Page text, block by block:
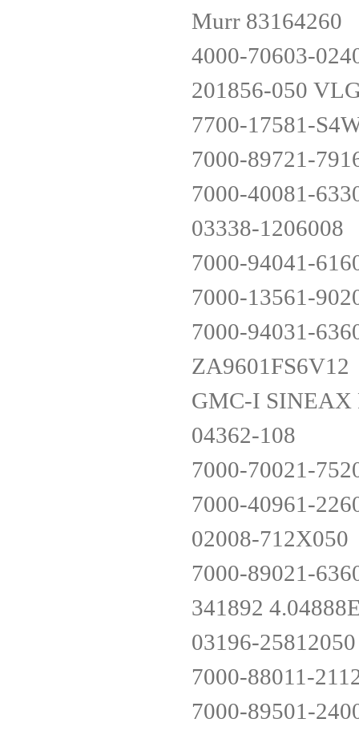
Murr 83164260
4000-70603-
201856-050
7700-17581-
7000-89721-
7000-40081-
03338-
7000-94041-
7000-13561-
7000-94031-
GMC-I
04362-108
7000-70021-
7000-40961-
02008-
7000-89021-
341892
03196-
7000-88011-
7000-89501-